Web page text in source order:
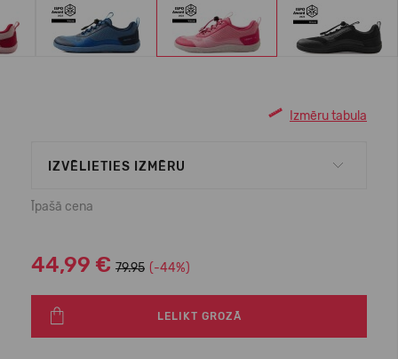
Izmēru tabula
IZVĒLIETIES IZMĒRU
Īpašā cena
44,99 € 79.95 (-44%)
LELIKT GROZĀ